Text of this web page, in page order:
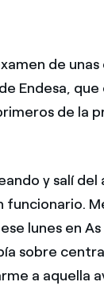
de
Endesa,
de la
y salí del
lunes en As
sobre
a aquella